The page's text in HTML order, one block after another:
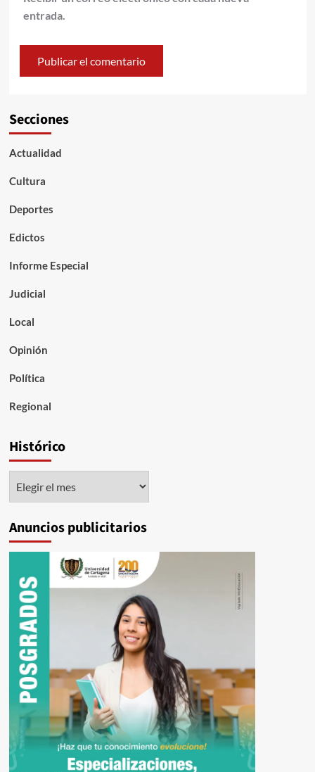
entrada.
Secciones
Actualidad
Cultura
Deportes
Edictos
Informe Especial
Judicial
Local
Opinión
Política
Regional
Histórico
Anuncios publicitarios